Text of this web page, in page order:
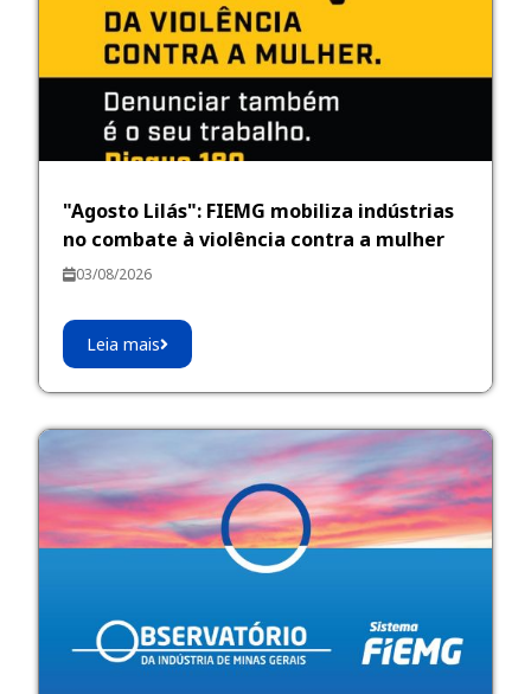
"Agosto Lilás": FIEMG mobiliza indústrias
no combate à violência contra a mulher
03/08/2026
Leia mais